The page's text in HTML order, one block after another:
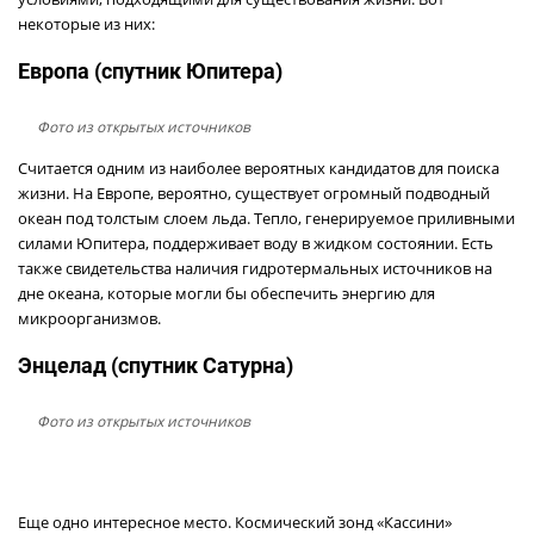
некоторые из них:
Европа (спутник Юпитера)
Фото из открытых источников
Считается одним из наиболее вероятных кандидатов для поиска
жизни. На Европе, вероятно, существует огромный подводный
океан под толстым слоем льда. Тепло, генерируемое приливными
силами Юпитера, поддерживает воду в жидком состоянии. Есть
также свидетельства наличия гидротермальных источников на
дне океана, которые могли бы обеспечить энергию для
микроорганизмов.
Энцелад (спутник Сатурна)
Фото из открытых источников
Еще одно интересное место. Космический зонд «Кассини»